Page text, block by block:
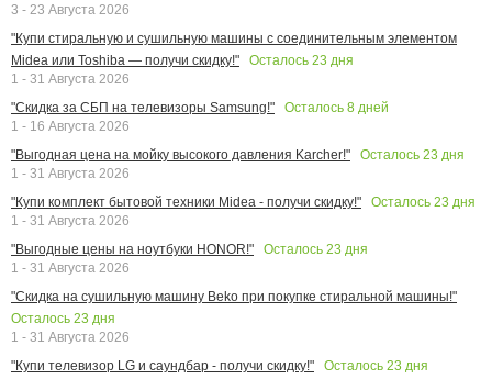
3 - 23 Августа 2026
"Купи стиральную и сушильную машины с соединительным элементом
Midea или Toshiba — получи скидку!"
Осталось 23 дня
1 - 31 Августа 2026
"Скидка за СБП на телевизоры Samsung!"
Осталось 8 дней
1 - 16 Августа 2026
"Выгодная цена на мойку высокого давления Karcher!"
Осталось 23 дня
1 - 31 Августа 2026
"Купи комплект бытовой техники Midea - получи скидку!"
Осталось 23 дня
1 - 31 Августа 2026
"Выгодные цены на ноутбуки HONOR!"
Осталось 23 дня
1 - 31 Августа 2026
"Скидка на сушильную машину Beko при покупке стиральной машины!"
Осталось 23 дня
1 - 31 Августа 2026
"Купи телевизор LG и саундбар - получи скидку!"
Осталось 23 дня